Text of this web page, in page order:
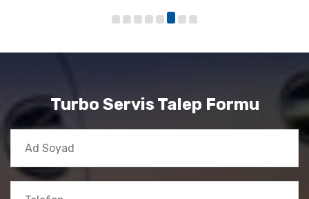
Turbo Servis Talep Formu